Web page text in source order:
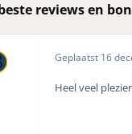
reviews en
Geplaatst 16
Heel veel plezier